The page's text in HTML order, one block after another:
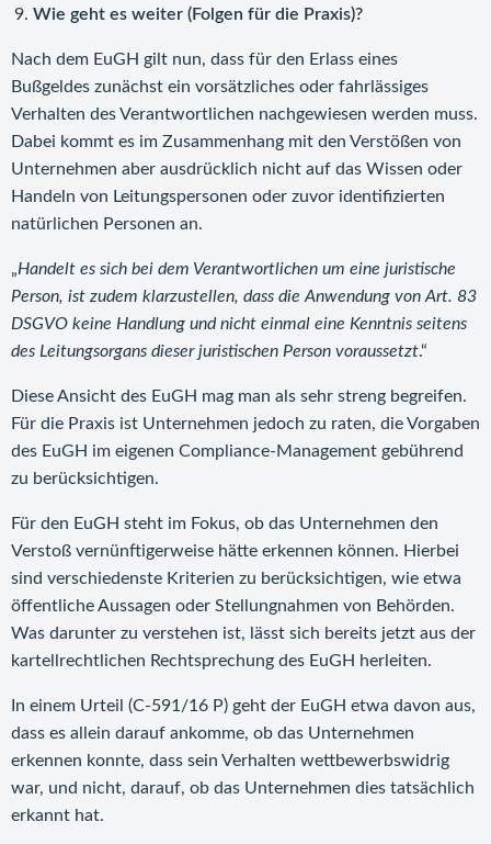
Wie geht es weiter (Folgen für die Praxis)?
Nach dem EuGH gilt nun, dass für den Erlass eines
Bußgeldes zunächst ein vorsätzliches oder fahrlässiges
Verhalten des Verantwortlichen nachgewiesen werden muss.
Dabei kommt es im Zusammenhang mit den Verstößen von
Unternehmen aber ausdrücklich nicht auf das Wissen oder
Handeln von Leitungspersonen oder zuvor identifizierten
natürlichen Personen an.
„Handelt es sich bei dem Verantwortlichen um eine juristische
Person, ist zudem klarzustellen, dass die Anwendung von Art. 83
DSGVO keine Handlung und nicht einmal eine Kenntnis seitens
des Leitungsorgans dieser juristischen Person voraussetzt.“
Diese Ansicht des EuGH mag man als sehr streng begreifen.
Für die Praxis ist Unternehmen jedoch zu raten, die Vorgaben
des EuGH im eigenen Compliance-Management gebührend
zu berücksichtigen.
Für den EuGH steht im Fokus, ob das Unternehmen den
Verstoß vernünftigerweise hätte erkennen können. Hierbei
sind verschiedenste Kriterien zu berücksichtigen, wie etwa
öffentliche Aussagen oder Stellungnahmen von Behörden.
Was darunter zu verstehen ist, lässt sich bereits jetzt aus der
kartellrechtlichen Rechtsprechung des EuGH herleiten.
In einem Urteil (C-591/16 P) geht der EuGH etwa davon aus,
dass es allein darauf ankomme, ob das Unternehmen
erkennen konnte, dass sein Verhalten wettbewerbswidrig
war, und nicht, darauf, ob das Unternehmen dies tatsächlich
erkannt hat.